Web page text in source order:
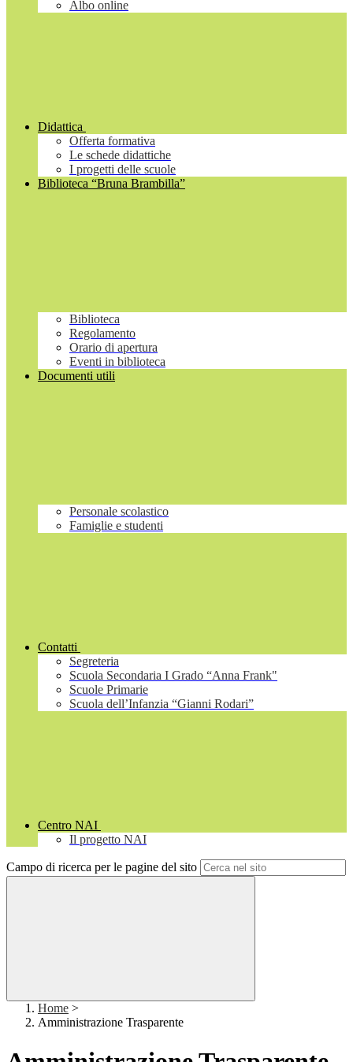
Albo online
Didattica
Offerta formativa
Le schede didattiche
I progetti delle scuole
Biblioteca “Bruna Brambilla”
Biblioteca
Regolamento
Orario di apertura
Eventi in biblioteca
Documenti utili
Personale scolastico
Famiglie e studenti
Contatti
Segreteria
Scuola Secondaria I Grado “Anna Frank"
Scuole Primarie
Scuola dell’Infanzia “Gianni Rodari”
Centro NAI
Il progetto NAI
Campo di ricerca per le pagine del sito
Home >
Amministrazione Trasparente